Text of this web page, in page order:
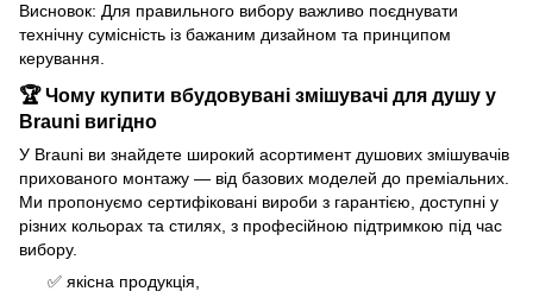
Висновок: Для правильного вибору важливо поєднувати
технічну сумісність із бажаним дизайном та принципом
керування.
🏆 Чому купити вбудовувані змішувачі для душу у
Brauni вигідно
У Brauni ви знайдете широкий асортимент душових змішувачів
прихованого монтажу — від базових моделей до преміальних.
Ми пропонуємо сертифіковані вироби з гарантією, доступні у
різних кольорах та стилях, з професійною підтримкою під час
вибору.
✅ якісна продукція,